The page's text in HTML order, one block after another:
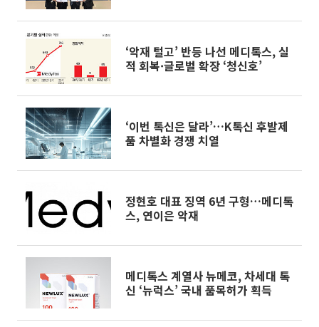
‘악재 털고’ 반등 나선 메디톡스, 실
적 회복·글로벌 확장 ‘청신호’
‘이번 톡신은 달라’…K톡신 후발제
품 차별화 경쟁 치열
정현호 대표 징역 6년 구형…메디톡
스, 연이은 악재
메디톡스 계열사 뉴메코, 차세대 톡
신 ‘뉴럭스’ 국내 품목허가 획득